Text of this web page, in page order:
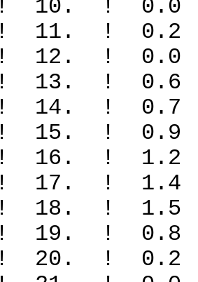
! 10. !
! 11. !
! 12. !
! 13. !
! 14. !
! 15. !
! 16. !
! 17. !
! 18. !
! 19. !
! 20. !